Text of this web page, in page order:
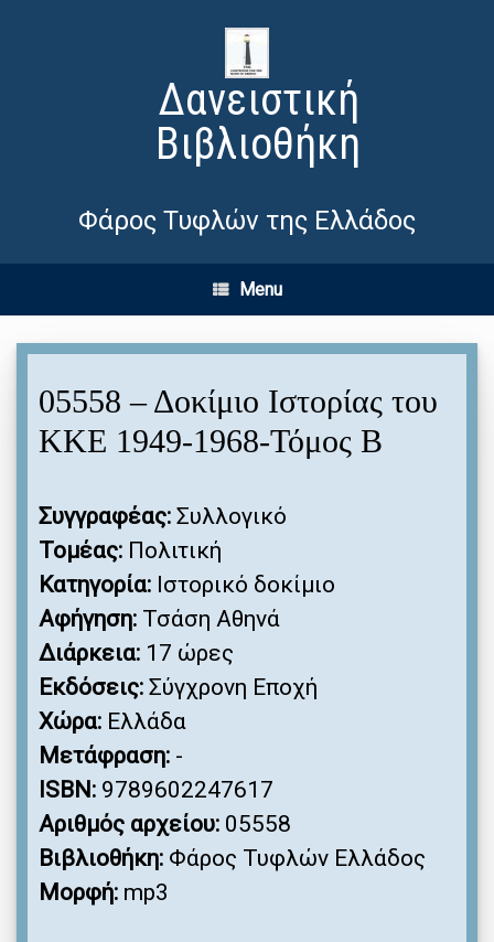
Δανειστική
Βιβλιοθήκη
Φάρος Τυφλών της Ελλάδος
Menu
05558 – Δοκίμιο Ιστορίας του
ΚΚΕ 1949-1968-Τόμος Β
Συγγραφέας: Συλλογικό
Τομέας: Πολιτική
Κατηγορία: Ιστορικό δοκίμιο
Αφήγηση: Τσάση Αθηνά
Διάρκεια: 17 ώρες
Εκδόσεις: Σύγχρονη Εποχή
Χώρα: Ελλάδα
Μετάφραση: -
ISBN: 9789602247617
Αριθμός αρχείου: 05558
Βιβλιοθήκη: Φάρος Τυφλών Ελλάδος
Μορφή: mp3